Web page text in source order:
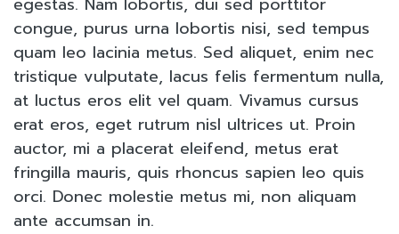
congue, purus urna lobortis nisi, sed tempus
quam leo lacinia metus. Sed aliquet, enim nec
tristique vulputate, lacus felis fermentum nulla,
at luctus eros elit vel quam. Vivamus cursus
erat eros, eget rutrum nisl ultrices ut. Proin
auctor, mi a placerat eleifend, metus erat
fringilla mauris, quis rhoncus sapien leo quis
orci. Donec molestie metus mi, non aliquam
ante accumsan in.